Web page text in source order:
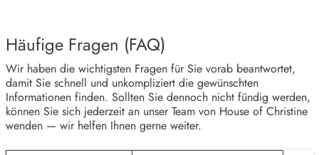
Häufige Fragen (FAQ)
Wir haben die wichtigsten Fragen für Sie vorab beantwortet,
damit Sie schnell und unkompliziert die gewünschten
Informationen finden. Sollten Sie dennoch nicht fündig werden,
können Sie sich jederzeit an unser Team von House of Christine
wenden — wir helfen Ihnen gerne weiter.